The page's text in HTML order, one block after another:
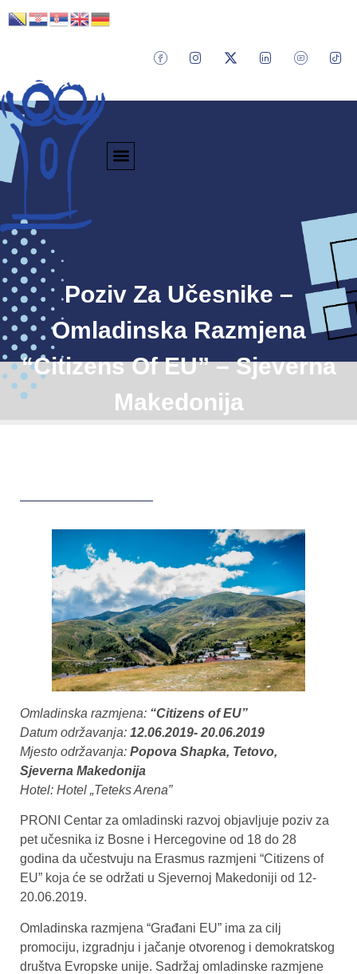
Poziv Za Učesnike –
Omladinska Razmjena
“Citizens Of EU” – Sjeverna
Makedonija
Omladinska razmjena: “Citizens of EU”
Datum održavanja: 12.06.2019- 20.06.2019
Mjesto održavanja: Popova Shapka, Tetovo,
Sjeverna Makedonija
Hotel: Hotel „Teteks Arena”
PRONI Centar za omladinski razvoj objavljuje poziv za
pet učesnika iz Bosne i Hercegovine od 18 do 28
godina da učestvuju na Erasmus razmjeni “Citizens of
EU” koja će se održati u Sjevernoj Makedoniji od 12-
20.06.2019.
Omladinska razmjena “Građani EU” ima za cilj
promociju, izgradnju i jačanje otvorenog i demokratskog
društva Evropske unije. Sadržaj omladinske razmjene